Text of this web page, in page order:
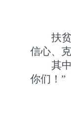
扶
信心、
其
你们！”